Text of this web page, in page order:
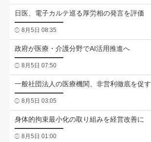
日医、電子カルテ巡る厚労相の発言を評価
8月5日 08:35
政府が医療・介護分野でAI活用推進へ
8月5日 07:50
一般社団法人の医療機関、非営利徹底を促す
8月5日 03:05
身体的拘束最小化の取り組みを経営改善に
8月5日 01:00